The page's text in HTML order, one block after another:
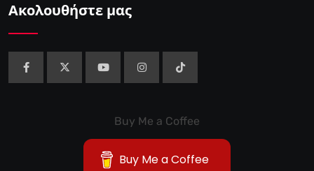
Ακολουθήστε μας
Buy Me a Coffee
Buy Me a Coffee